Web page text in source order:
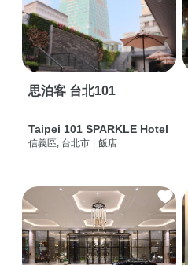
思泊客 台北101
Taipei 101 SPARKLE Hotel
信義區, 台北市 飯店